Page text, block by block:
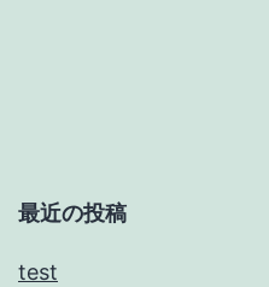
最近の投稿
test